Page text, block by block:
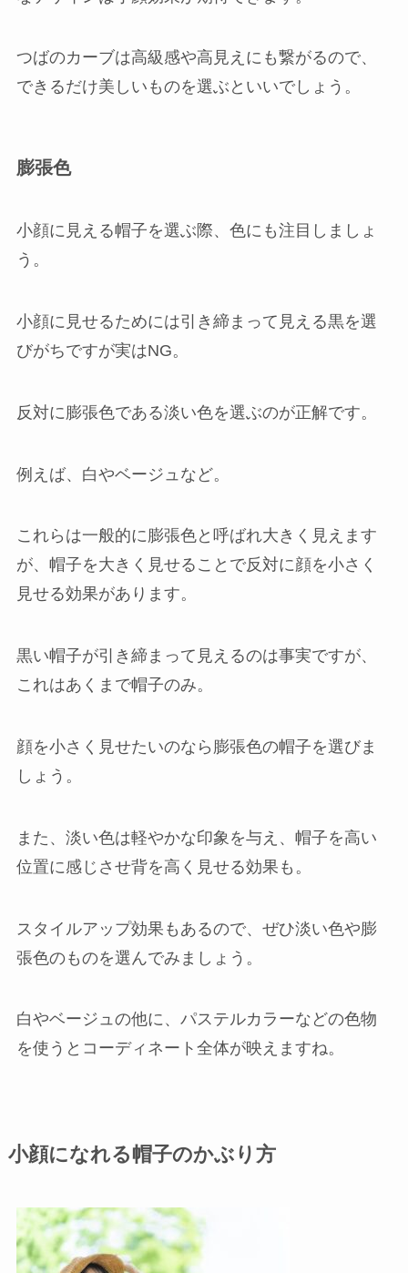
つばのカーブは高級感や高見えにも繋がるので、
できるだけ美しいものを選ぶといいでしょう。
膨張色
小顔に見える帽子を選ぶ際、色にも注目しましょ
う。
小顔に見せるためには引き締まって見える黒を選
びがちですが実はNG。
反対に膨張色である淡い色を選ぶのが正解です。
例えば、白やベージュなど。
これらは一般的に膨張色と呼ばれ大きく見えます
が、帽子を大きく見せることで反対に顔を小さく
見せる効果があります。
黒い帽子が引き締まって見えるのは事実ですが、
これはあくまで帽子のみ。
顔を小さく見せたいのなら膨張色の帽子を選びま
しょう。
また、淡い色は軽やかな印象を与え、帽子を高い
位置に感じさせ背を高く見せる効果も。
スタイルアップ効果もあるので、ぜひ淡い色や膨
張色のものを選んでみましょう。
白やベージュの他に、パステルカラーなどの色物
を使うとコーディネート全体が映えますね。
小顔になれる帽子のかぶり方